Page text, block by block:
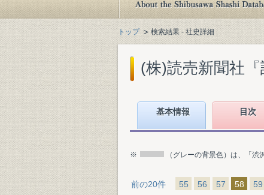
トップ 検索結果 - 社史詳細
(株)読売新聞社
基本情報 目次
※ （グレーの背景色）は、「
前の20件 55 56 57 58 59